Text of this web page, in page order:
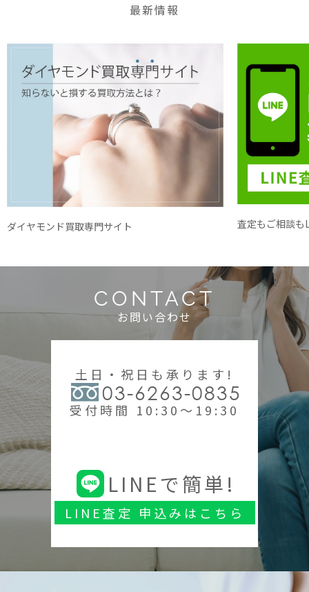
最新情報
ダイヤモンド買取専門サイト 査定もご相談も
CONTACT
お問い合わせ
土日・祝日も承ります!
03-6263-0835
受付時間 10:30～19:30
LINEで簡単!
LINE査定 申込みはこちら